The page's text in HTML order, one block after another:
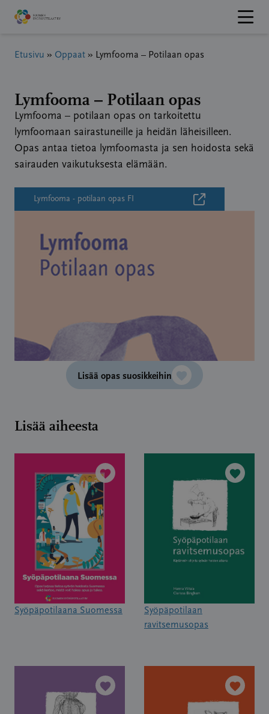
Hyppää
sisältöön
Etusivu » Oppaat » Lymfooma – Potilaan opas
Lymfooma – Potilaan opas
Lymfooma – potilaan opas on tarkoitettu
lymfoomaan sairastuneille ja heidän läheisilleen.
Opas antaa tietoa lymfoomasta ja sen hoidosta sekä
sairauden vaikutuksesta elämään.
Lymfooma - potilaan opas FI
Lisää opas suosikkeihin
Lisää aiheesta
Syöpäpotilaana Suomessa
Syöpäpotilaan
ravitsemusopas